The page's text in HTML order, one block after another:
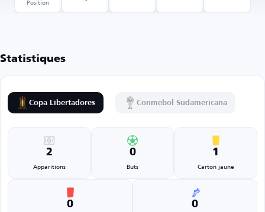
Position
Statistiques
Copa Libertadores Conmebol Sudamericana
2
Apparitions
0
Buts
1
Carton jaune
0 0